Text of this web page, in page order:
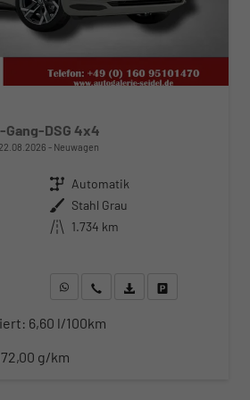
Gang-DSG 4x4
22.08.2026 Neuwagen
Getriebe Automatik
Außenfarbe Stahl Grau
Kilometerstand 1.734 km
WhatsApp anfragen
Wir rufen Sie anFahrzeugexposé (PDF)
6,60 l/100km
g/km